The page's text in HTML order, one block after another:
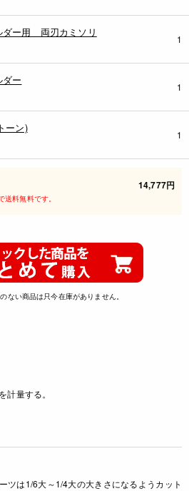
ダー用 両刃カミソリ
1
ー
1
ーン)
1
14,777円
料無料です。
ない商品は只今在庫がありません。
計量する。
ツは1/6大～1/4大の大きさになるようカット